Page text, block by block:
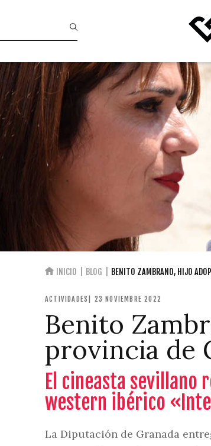
INICIO BLOG BENITO ZAMBRANO, HIJO
ACTIVIDADES | 23 NOVIEMBRE 2022
Benito
provincia de
El cineasta sevillano
western ibérico
La Diputación de Granada